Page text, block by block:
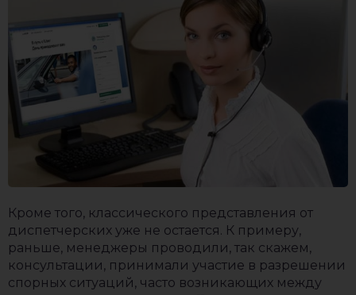
Кроме того, классического представления от
диспетчерских уже не остается. К примеру,
раньше, менеджеры проводили, так скажем,
консультации, принимали участие в разрешении
спорных ситуаций, часто возникающих между